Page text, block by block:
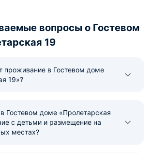
вопросы о Гостевом
19
проживание в Гостевом доме
19»?
Гостевом доме «Пролетарская
с детьми и размещение на
местах?